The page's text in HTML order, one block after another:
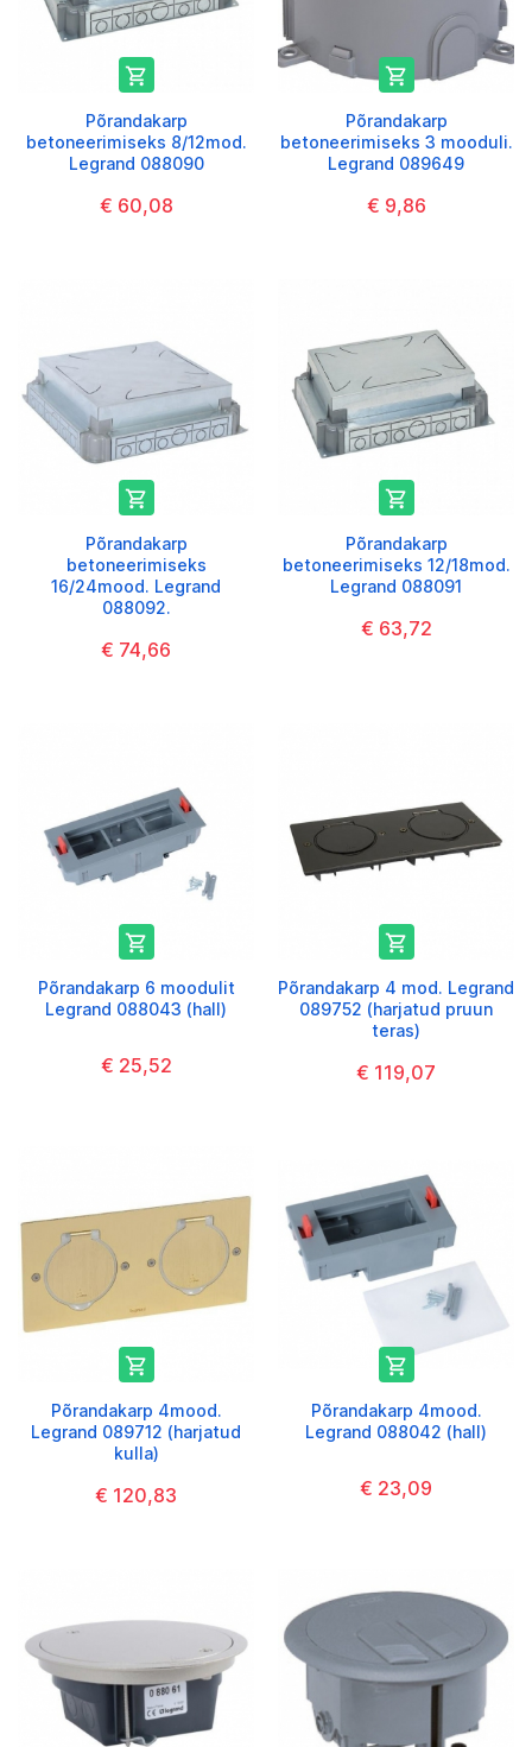

Põrandakarp
betoneerimiseks 8/12mod.
Legrand 088090
€ 60,08

Põrandakarp
betoneerimiseks 3 mooduli.
Legrand 089649
€ 9,86

Põrandakarp
betoneerimiseks
16/24mood. Legrand
088092.
€ 74,66

Põrandakarp
betoneerimiseks 12/18mod.
Legrand 088091
€ 63,72

Põrandakarp 6 moodulit
Legrand 088043 (hall)
€ 25,52

Põrandakarp 4 mod. Legrand
089752 (harjatud pruun
teras)
€ 119,07

Põrandakarp 4mood.
Legrand 089712 (harjatud
kulla)
€ 120,83

Põrandakarp 4mood.
Legrand 088042 (hall)
€ 23,09